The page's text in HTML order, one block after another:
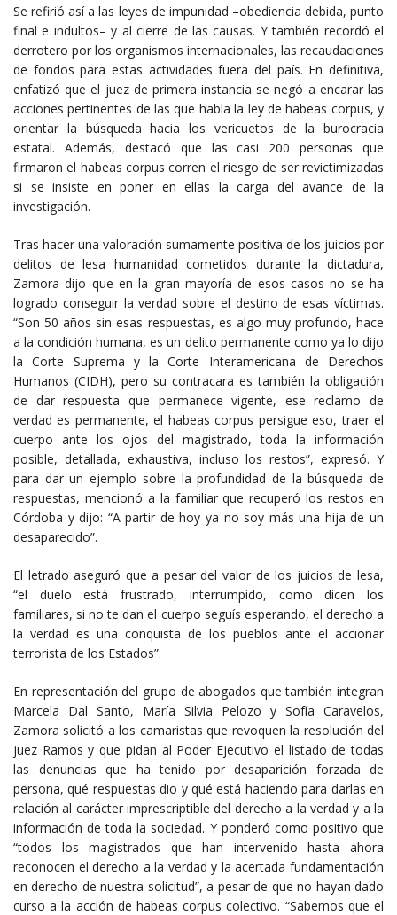
Se refirió así a las leyes de impunidad –obediencia debida, punto
final e indultos– y al cierre de las causas. Y también recordó el
derrotero por los organismos internacionales, las recaudaciones
de fondos para estas actividades fuera del país. En definitiva,
enfatizó que el juez de primera instancia se negó a encarar las
acciones pertinentes de las que habla la ley de habeas corpus, y
orientar la búsqueda hacia los vericuetos de la burocracia
estatal. Además, destacó que las casi 200 personas que
firmaron el habeas corpus corren el riesgo de ser revictimizadas
si se insiste en poner en ellas la carga del avance de la
investigación.
Tras hacer una valoración sumamente positiva de los juicios por
delitos de lesa humanidad cometidos durante la dictadura,
Zamora dijo que en la gran mayoría de esos casos no se ha
logrado conseguir la verdad sobre el destino de esas víctimas.
“Son 50 años sin esas respuestas, es algo muy profundo, hace
a la condición humana, es un delito permanente como ya lo dijo
la Corte Suprema y la Corte Interamericana de Derechos
Humanos (CIDH), pero su contracara es también la obligación
de dar respuesta que permanece vigente, ese reclamo de
verdad es permanente, el habeas corpus persigue eso, traer el
cuerpo ante los ojos del magistrado, toda la información
posible, detallada, exhaustiva, incluso los restos”, expresó. Y
para dar un ejemplo sobre la profundidad de la búsqueda de
respuestas, mencionó a la familiar que recuperó los restos en
Córdoba y dijo: “A partir de hoy ya no soy más una hija de un
desaparecido”.
El letrado aseguró que a pesar del valor de los juicios de lesa,
“el duelo está frustrado, interrumpido, como dicen los
familiares, si no te dan el cuerpo seguís esperando, el derecho a
la verdad es una conquista de los pueblos ante el accionar
terrorista de los Estados”.
En representación del grupo de abogados que también integran
Marcela Dal Santo, María Silvia Pelozo y Sofía Caravelos,
Zamora solicitó a los camaristas que revoquen la resolución del
juez Ramos y que pidan al Poder Ejecutivo el listado de todas
las denuncias que ha tenido por desaparición forzada de
persona, qué respuestas dio y qué está haciendo para darlas en
relación al carácter imprescriptible del derecho a la verdad y a la
información de toda la sociedad. Y ponderó como positivo que
“todos los magistrados que han intervenido hasta ahora
reconocen el derecho a la verdad y la acertada fundamentación
en derecho de nuestra solicitud”, a pesar de que no hayan dado
curso a la acción de habeas corpus colectivo. “Sabemos que el